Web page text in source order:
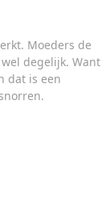
Moeders de
degelijk. Want
dat is een